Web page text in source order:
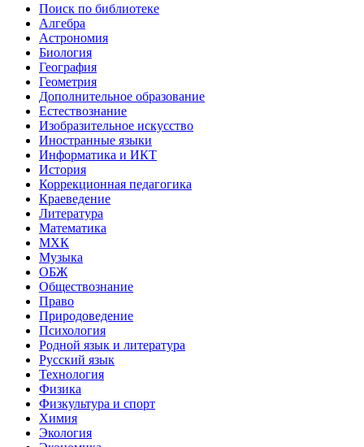
Поиск по библиотеке
Алгебра
Астрономия
Биология
География
Геометрия
Дополнительное образование
Естествознание
Изобразительное искусство
Иностранные языки
Информатика и ИКТ
История
Коррекционная педагогика
Краеведение
Литература
Математика
МХК
Музыка
ОБЖ
Обществознание
Право
Природоведение
Психология
Родной язык и литература
Русский язык
Технология
Физика
Физкультура и спорт
Химия
Экология